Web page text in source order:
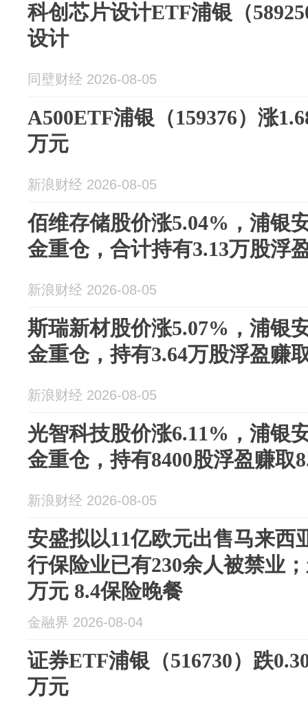
科创芯片设计ETF浦银（
设计
同壁财经 2026-08-05
A500ETF浦银（159376）涨
万元
新浪财经 2026-08-05
佰维存储股价涨5.04%，浦银
金重仓，合计持有3.13万股浮
新浪财经 2026-08-05
斯瑞新材股价涨5.07%，浦银
金重仓，持有3.64万股浮盈赚
新浪财经 2026-08-05
光智科技股价涨6.11%，浦银
金重仓，持有8400股浮盈赚取
新浪财经 2026-08-05
安盛拟以11亿欧元出售马来西
行保险业已有230余人被禁业
万元 8.4保险晚餐
金融界 2026-08-04
证券ETF浦银（516730）跌
万元